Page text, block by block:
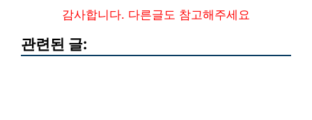
감사합니다. 다른글도 참고해주세요
관련된 글: